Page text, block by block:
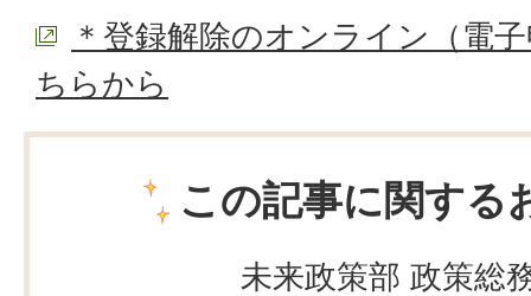
＊登録解除のオンライン（電
ちらから
この記事に関する
未来政策部 政策総